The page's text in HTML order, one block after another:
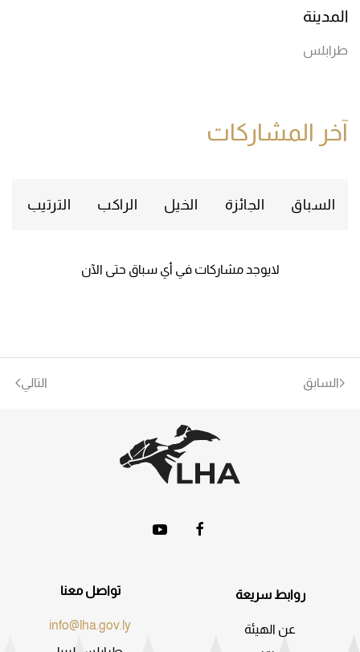
المدينة
طرابلس
آخر المشاركات
السباق الجائزة الخيل الراكب الترتيب
لايوجد مشاركات في أي سباق حتى الآن
السابق التالي
روابط سريعة
عن الهيئة
تواصل معنا
info@lha.gov.ly